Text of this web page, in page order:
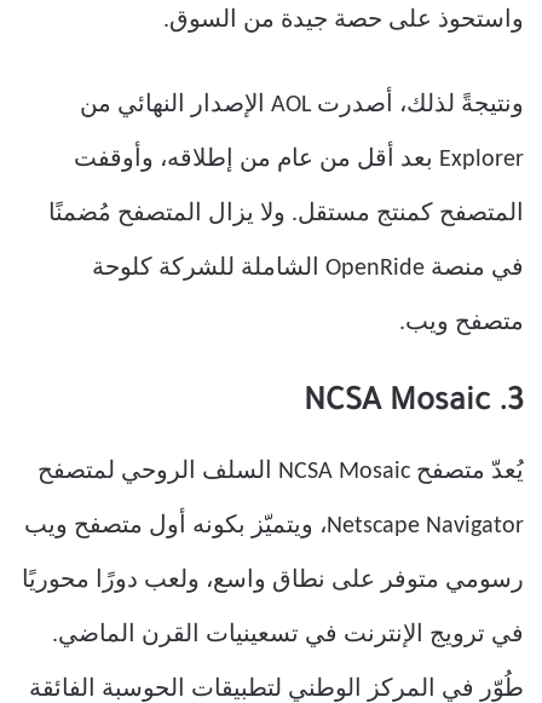
واستحوذ على حصة جيدة من السوق.
ونتيجةً لذلك، أصدرت AOL الإصدار النهائي من
Explorer بعد أقل من عام من إطلاقه، وأوقفت
المتصفح كمنتج مستقل. ولا يزال المتصفح مُضمنًا
في منصة OpenRide الشاملة للشركة كلوحة
متصفح ويب.
3. NCSA Mosaic
يُعدّ متصفح NCSA Mosaic السلف الروحي لمتصفح
Netscape Navigator، ويتميّز بكونه أول متصفح ويب
رسومي متوفر على نطاق واسع، ولعب دورًا محوريًا
في ترويج الإنترنت في تسعينيات القرن الماضي.
طُوّر في المركز الوطني لتطبيقات الحوسبة الفائقة